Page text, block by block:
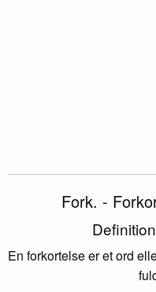
Fork. -
En forkortelse er et ord